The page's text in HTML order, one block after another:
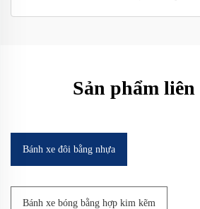
Sản phẩm liên
Bánh xe đôi bằng nhựa
Bánh xe bóng bằng hợp kim kẽm